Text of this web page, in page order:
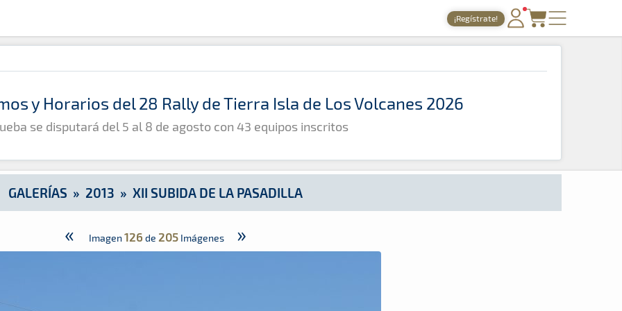
¡Regístrate!
PORTADA
TIEMPOS ONLINE
GALERÍAS
ARCHIVO
y Horarios del 28 Rally de Tierra Isla de Los Volcanes 2026
se disputará del 5 al 8 de agosto con 43 equipos inscritos
GALERÍAS » 2013 » XII SUBIDA DE LA PASADILLA
« Imagen 126 de 205 Imágenes »